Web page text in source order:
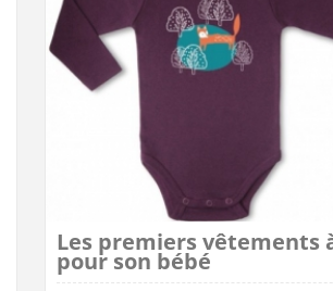
Les premiers vêtements
pour son bébé